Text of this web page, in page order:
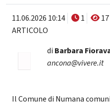
11.06.2026 10:14 1
17
ARTICOLO
di Barbara
ancona@vivere.it
Il Comune di Numana